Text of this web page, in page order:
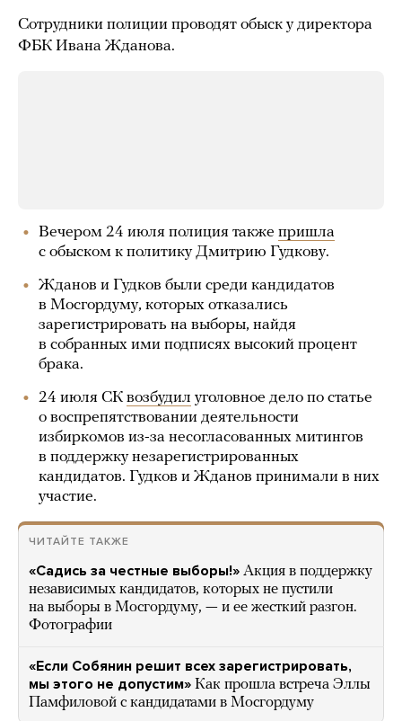
Сотрудники полиции проводят обыск у директора
ФБК Ивана Жданова.
Вечером 24 июля полиция также пришла
с обыском к политику Дмитрию Гудкову.
Жданов и Гудков были среди кандидатов
в Мосгордуму, которых отказались
зарегистрировать на выборы, найдя
в собранных ими подписях высокий процент
брака.
24 июля СК возбудил уголовное дело по статье
о воспрепятствовании деятельности
избиркомов из-за несогласованных митингов
в поддержку незарегистрированных
кандидатов. Гудков и Жданов принимали в них
участие.
ЧИТАЙТЕ ТАКЖЕ
«Садись за честные выборы!» Акция в поддержку
независимых кандидатов, которых не пустили
на выборы в Мосгордуму, — и ее жесткий разгон.
Фотографии
«Если Собянин решит всех зарегистрировать,
мы этого не допустим» Как прошла встреча Эллы
Памфиловой с кандидатами в Мосгордуму